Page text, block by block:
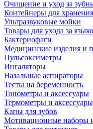
Очищение и уход за
Контейнеры для
Ультразвуковые мойки
Товары для ухода за
Бактериофаги
Медицинские изделия и
Пульсоксиметры
Ингаляторы
Назальные аспираторы
Тесты на беременность
Тонометры и аксессуары
Термометры и аксессуары
Капы для зубов
Мотивационные наборы